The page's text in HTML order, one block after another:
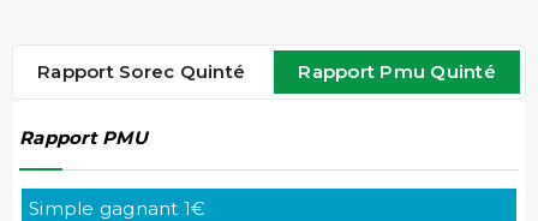
Rapport Sorec Quinté Rapport Pmu Quinté
Rapport PMU
Simple gagnant 1€